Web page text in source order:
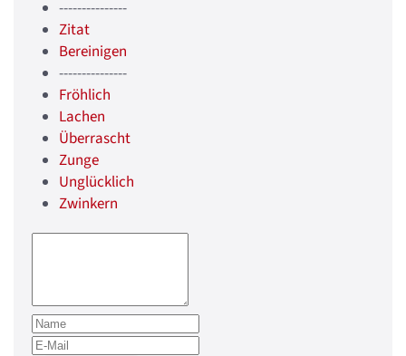
---------------
Zitat
Bereinigen
---------------
Fröhlich
Lachen
Überrascht
Zunge
Unglücklich
Zwinkern